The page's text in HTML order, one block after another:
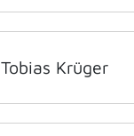
Tobias Krüger